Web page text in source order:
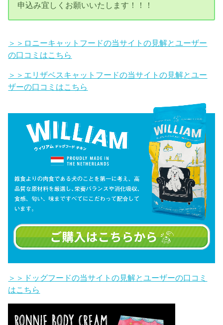
申込み宜しくお願いいたします！！！
＞＞ロニーキャットフードの当サイトの見解とユーザー
の口コミはこちら
＞＞エリザベスキャットフードの当サイトの見解とユー
ザーの口コミはこちら
＞＞ドッグフードの当サイトの見解とユーザーの口コミ
はこちら